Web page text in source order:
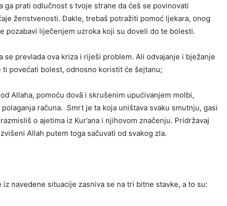
ga prati odlučnost s tvoje strane da ćeš se povinovati
ženstvenosti. Dakle, trebaš potražiti pomoć ljekara, onog
pozabavi liječenjem uzroka koji su doveli do te bolesti.
se prevlada ova kriza i riješi problem. Ali odvajanje i bježanje
povećati bolest, odnosno koristit će šejtanu;
Allaha, pomoću dovā i skrušenim upućivanjem molbi,
računa. Smrt je ta koja uništava svaku smutnju, gasi
o ajetima iz Kur’ana i njihovom značenju. Pridržavaj
Allah putem toga sačuvati od svakog zla.
navedene situacije zasniva se na tri bitne stavke, a to su: